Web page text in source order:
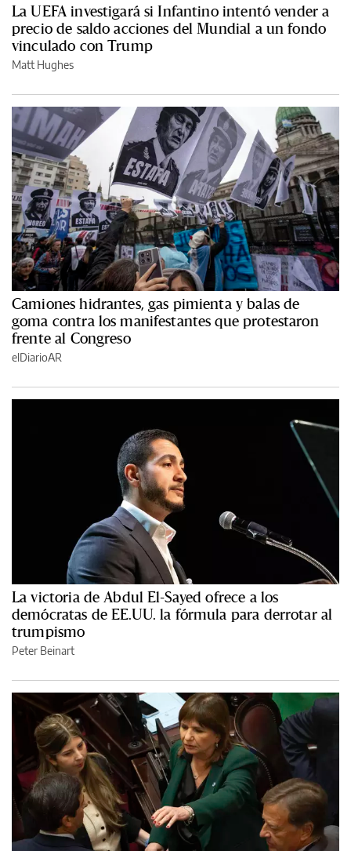
La UEFA investigará si Infantino intentó vender a
precio de saldo acciones del Mundial a un fondo
vinculado con Trump
Matt Hughes
Camiones hidrantes, gas pimienta y balas de
goma contra los manifestantes que protestaron
frente al Congreso
elDiarioAR
La victoria de Abdul El-Sayed ofrece a los
demócratas de EE.UU. la fórmula para derrotar al
trumpismo
Peter Beinart